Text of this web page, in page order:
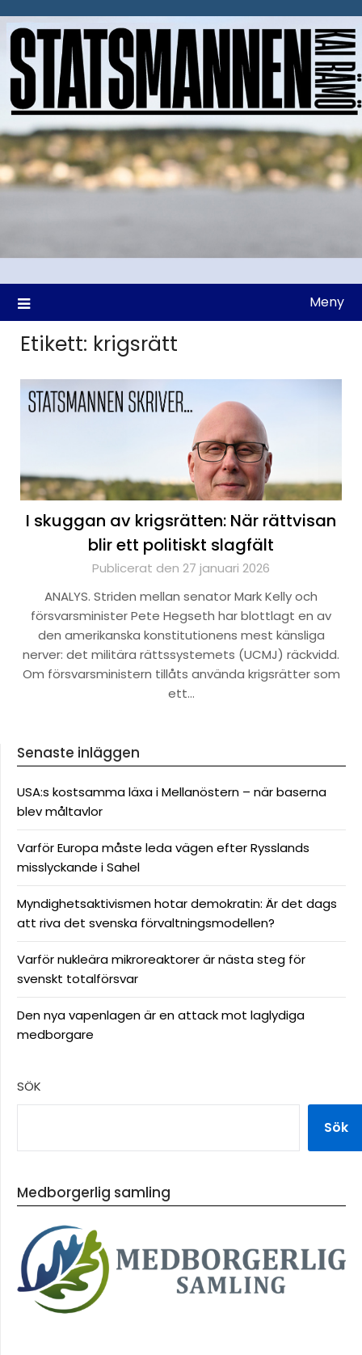
till
Meny
Etikett: krigsrätt
I skuggan av krigsrätten: När rättvisan
blir ett politiskt slagfält
Publicerat den 27 januari 2026
ANALYS. Striden mellan senator Mark Kelly och
försvarsminister Pete Hegseth har blottlagt en av
den amerikanska konstitutionens mest känsliga
nerver: det militära rättssystemets (UCMJ) räckvidd.
Om försvarsministern tillåts använda krigsrätter som
ett…
Senaste inläggen
USA:s kostsamma läxa i Mellanöstern – när baserna
blev måltavlor
Varför Europa måste leda vägen efter Rysslands
misslyckande i Sahel
Myndighetsaktivismen hotar demokratin: Är det dags
att riva det svenska förvaltningsmodellen?
Varför nukleära mikroreaktorer är nästa steg för
svenskt totalförsvar
Den nya vapenlagen är en attack mot laglydiga
medborgare
SÖK
Sök
Medborgerlig samling